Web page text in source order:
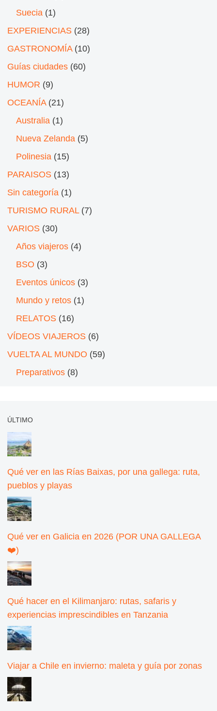
Suecia (1)
EXPERIENCIAS (28)
GASTRONOMÍA(10)
Guías ciudades (60)
HUMOR (9)
OCEANÍA(21)
Australia (1)
Nueva Zelanda (5)
Polinesia (15)
PARAISOS (13)
Sin categoría (1)
TURISMO RURAL(7)
VARIOS (30)
Años viajeros (4)
BSO (3)
Eventos únicos (3)
Mundo y retos (1)
RELATOS (16)
VÍDEOS VIAJEROS (6)
VUELTA AL MUNDO (59)
Preparativos (8)
ÚLTIMO
Qué ver en las Rías Baixas, por una gallega: ruta,
pueblos y playas
Qué ver en Galicia en 2026 (POR UNA GALLEGA
❤️)
Qué hacer en el Kilimanjaro: rutas, safaris y
experiencias imprescindibles en Tanzania
Viajar a Chile en invierno: maleta y guía por zonas